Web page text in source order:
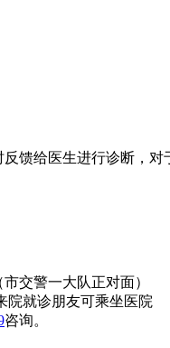
馈给医生进行诊断，
交警一大队正对面）
院就诊朋友可乘坐医院
咨询。